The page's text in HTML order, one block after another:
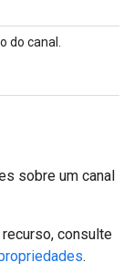
do canal.
sobre um canal
consulte
.